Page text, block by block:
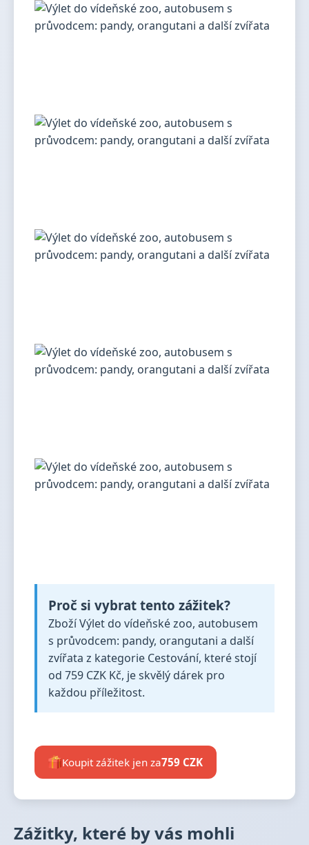
Proč si vybrat tento zážitek?
Zboží Výlet do vídeňské zoo, autobusem
s průvodcem: pandy, orangutani a další
zvířata z kategorie Cestování, které stojí
od 759 CZK Kč, je skvělý dárek pro
každou příležitost.
Koupit zážitek jen za759 CZK
Zážitky, které by vás mohli